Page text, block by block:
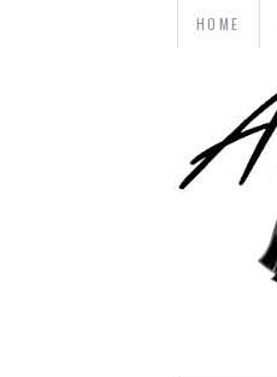
HOME